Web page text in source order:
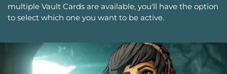
multiple Vault Cards are available, you'll have the option
to select which one you want to be active.